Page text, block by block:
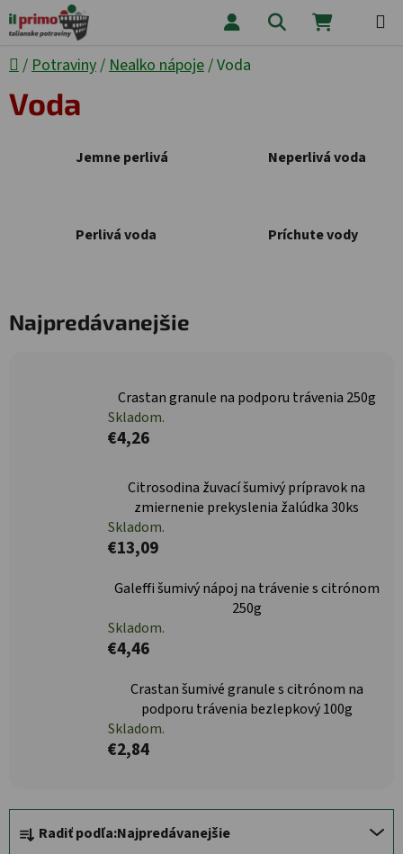
Prejsť na obsah Hľadať
Domov
/ Potraviny/ Nealko nápoje/Voda
Voda
Jemne perlivá Neperlivá voda
Perlivá voda Príchute vody
Najpredávanejšie
Crastan granule na podporu trávenia 250g
Skladom.
€4,26
Citrosodina žuvací šumivý prípravok na
zmiernenie prekyslenia žalúdka 30ks
Skladom.
€13,09
Galeffi šumivý nápoj na trávenie s citrónom
250g
Skladom.
€4,46
Crastan šumivé granule s citrónom na
podporu trávenia bezlepkový 100g
Skladom.
€2,84
Radenie produktov
Radiť podľa:Najpredávanejšie